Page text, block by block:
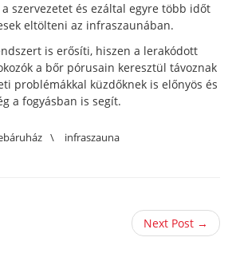
szervezetet és ezáltal egyre több időt
eltölteni az infraszaunában.
is erősíti, hiszen a lerakódott
a bőr pórusain keresztül távoznak
problémákkal küzdőknek is előnyös és
a fogyásban is segít.
\ infraszauna
Next Post →